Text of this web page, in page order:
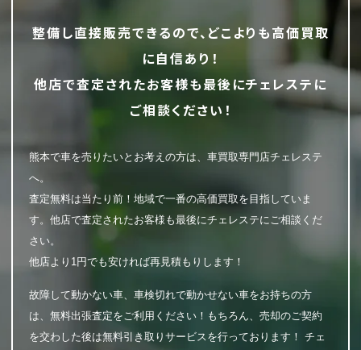
整備し直接販売できるので、どこよりも高価買取
に自信あり！
他店で査定されたお客様も最後にチェレステに
ご相談ください！
熊本で車を売りたいとお考えの方は、車買取専門店チェレステ
へ。
査定無料は当たり前！地域で一番の高価買取を目指していま
す。他店で査定されたお客様も最後にチェレステにご相談くだ
さい。
他店より1円でも安ければ再見積もりします！
故障して動かない車、車検切れで動かせない車をお持ちの方
は、無料出張査定をご利用ください！もちろん、売却のご契約
を交わした後は無料引き取りサービスを行っております！ チェ